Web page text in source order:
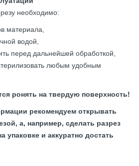
необходимо:
материала,
водой,
перед дальнейшей обработкой,
любым удобным
ронять на твердую поверхность!
рекомендуем открывать
а, например, сделать разрез
упаковке и аккуратно достать